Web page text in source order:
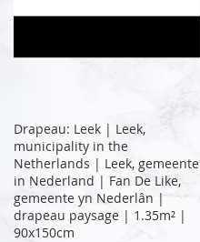
Drapeau: Leek | Leek,
municipality in the
Netherlands | Leek, gemeente
in Nederland | Fan De Like,
gemeente yn Nederlân |
drapeau paysage | 1.35m² |
90x150cm